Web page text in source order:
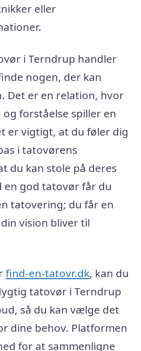
eller
i Terndrup handler
nogen, der kan
Det er en relation, hvor
forståelse spiller en
er vigtigt, at du føler dig
i tatovørens
du kan stole på deres
en god tatovør får du
tatovering; du får en
vision bliver til
find-en-tatovr.dk, kan du
tatovør i Terndrup
så du kan vælge det
dine behov. Platformen
for at sammenligne